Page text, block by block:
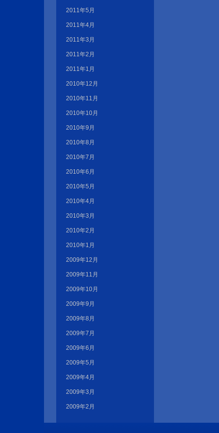
2011年5月
2011年4月
2011年3月
2011年2月
2011年1月
2010年12月
2010年11月
2010年10月
2010年9月
2010年8月
2010年7月
2010年6月
2010年5月
2010年4月
2010年3月
2010年2月
2010年1月
2009年12月
2009年11月
2009年10月
2009年9月
2009年8月
2009年7月
2009年6月
2009年5月
2009年4月
2009年3月
2009年2月